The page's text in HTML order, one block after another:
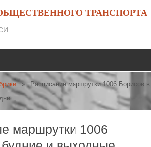
ТРАНСПОРТА
» Расписание маршрутки 1006 Борисов в
маршрутки 1006